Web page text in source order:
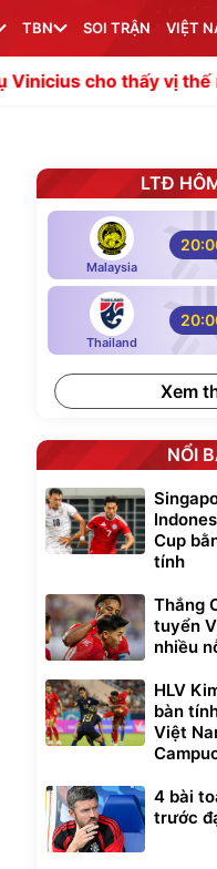
TBN SOI TRẬN VIỆT
vị thế mới của Arsenal
LTĐ
Malaysia
Thailand
Xem
NỔI
Cup
tính
Thắng
tuyển
nhiều
HLV
bàn
Việt
4 bài
trước